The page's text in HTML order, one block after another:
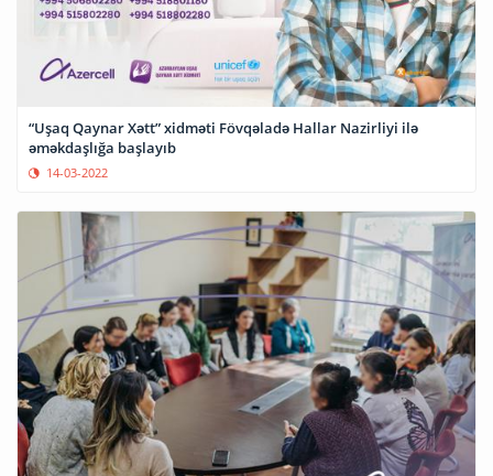
“Uşaq Qaynar Xətt” xidməti Fövqəladə Hallar Nazirliyi ilə
əməkdaşlığa başlayıb
14-03-2022